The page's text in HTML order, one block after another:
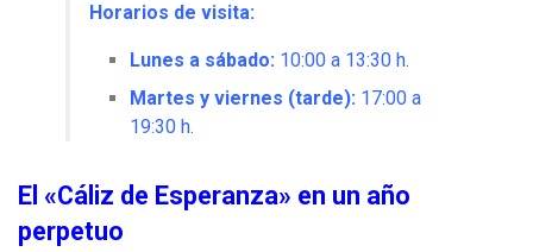
Horarios de visita:
Lunes a sábado: 10:00 a 13:30 h.
Martes y viernes (tarde): 17:00 a
19:30 h.
El «Cáliz de Esperanza» en un año
perpetuo